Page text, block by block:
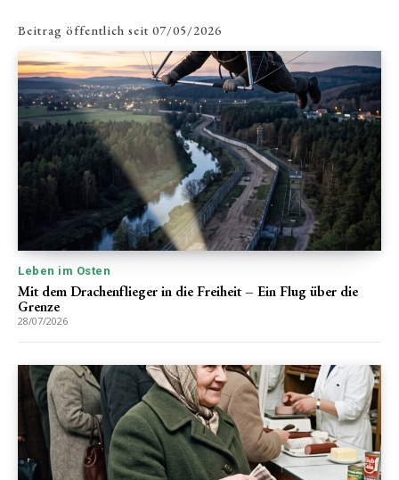
Beitrag öffentlich seit 07/05/2026
Leben im Osten
Mit dem Drachenflieger in die Freiheit – Ein Flug über die
Grenze
28/07/2026